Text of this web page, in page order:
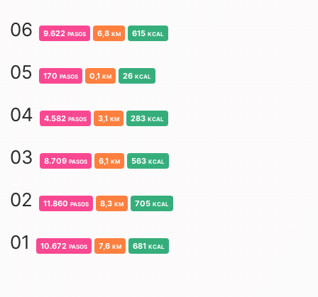
06 9.622 pasos 6,8 km 615 kcal
05 170 pasos 0,1 km 26 kcal
04 4.582 pasos 3,1 km 283 kcal
03 8.709 pasos 6,1 km 563 kcal
02 11.860 pasos 8,3 km 705 kcal
01 10.672 pasos 7,6 km 681 kcal